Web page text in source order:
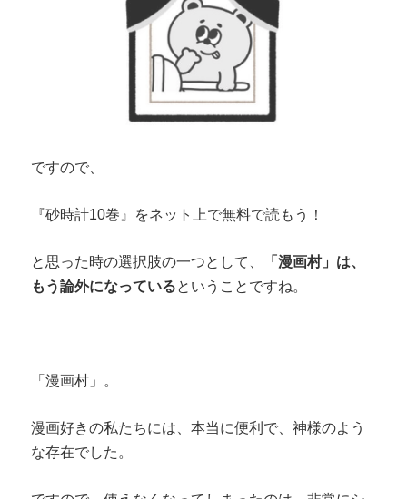
ですので、
『砂時計10巻』をネット上で無料で読もう！
と思った時の選択肢の一つとして、
「漫画村」は、
もう論外になっているということですね。
「漫画村」。
漫画好きの私たちには、本当に便利で、神様のよう
な存在でした。